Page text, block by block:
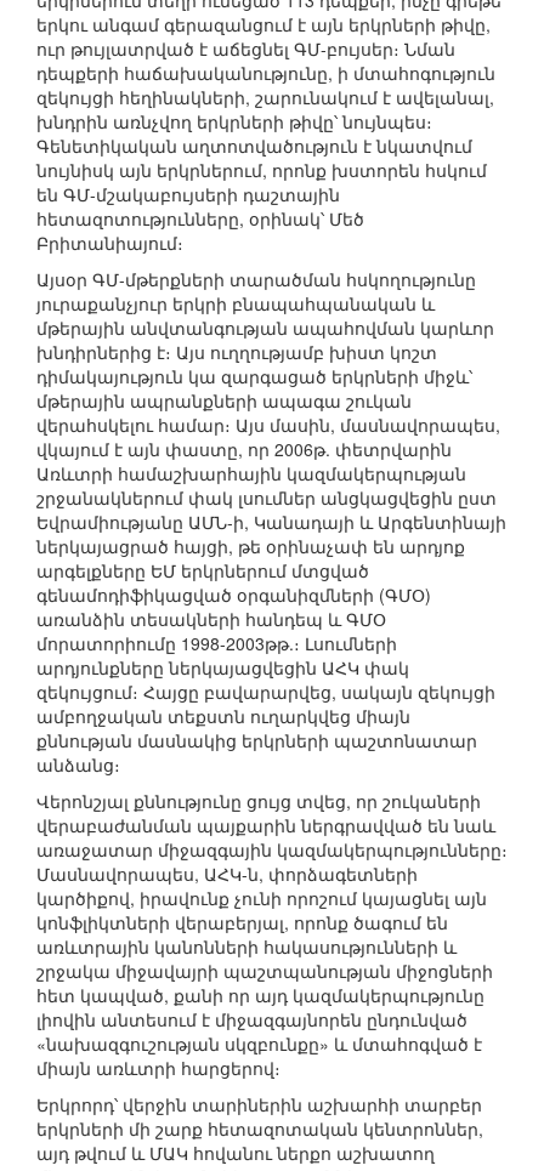
երկու անգամ գերազանցում է այն երկրների թիվը,
ուր թույլատրված է աճեցնել ԳՄ-բույսեր։ Նման
դեպքերի հաճախականությունը, ի մտահոգություն
զեկույցի հեղինակների, շարունակում է ավելանալ,
խնդրին առնչվող երկրների թիվը՝ նույնպես։
Գենետիկական աղտոտվածություն է նկատվում
նույնիսկ այն երկրներում, որոնք խստորեն հսկում
են ԳՄ-մշակաբույսերի դաշտային
հետազոտությունները, օրինակ՝ Մեծ
Բրիտանիայում։
Այսօր ԳՄ-մթերքների տարածման հսկողությունը
յուրաքանչյուր երկրի բնապահպանական և
մթերային անվտանգության ապահովման կարևոր
խնդիրներից է։ Այս ուղղությամբ խիստ կոշտ
դիմակայություն կա զարգացած երկրների միջև՝
մթերային ապրանքների ապագա շուկան
վերահսկելու համար։ Այս մասին, մասնավորապես,
վկայում է այն փաստը, որ 2006թ. փետրվարին
Առևտրի համաշխարհային կազմակերպության
շրջանակներում փակ լսումներ անցկացվեցին ըստ
Եվրամիությանը ԱՄՆ-ի, Կանադայի և Արգենտինայի
ներկայացրած հայցի, թե օրինաչափ են արդյոք
արգելքները ԵՄ երկրներում մտցված
գենամոդիֆիկացված օրգանիզմների (ԳՄՕ)
առանձին տեսակների հանդեպ և ԳՄՕ
մորատորիումը 1998-2003թթ.։ Լսումների
արդյունքները ներկայացվեցին ԱՀԿ փակ
զեկույցում։ Հայցը բավարարվեց, սակայն զեկույցի
ամբողջական տեքստն ուղարկվեց միայն
քննության մասնակից երկրների պաշտոնատար
անձանց։
Վերոնշյալ քննությունը ցույց տվեց, որ շուկաների
վերաբաժանման պայքարին ներգրավված են նաև
առաջատար միջազգային կազմակերպությունները։
Մասնավորապես, ԱՀԿ-ն, փորձագետների
կարծիքով, իրավունք չունի որոշում կայացնել այն
կոնֆլիկտների վերաբերյալ, որոնք ծագում են
առևտրային կանոնների հակասությունների և
շրջակա միջավայրի պաշտպանության միջոցների
հետ կապված, քանի որ այդ կազմակերպությունը
լիովին անտեսում է միջազգայնորեն ընդունված
«նախազգուշության սկզբունքը» և մտահոգված է
միայն առևտրի հարցերով։
Երկրորդ՝ վերջին տարիներին աշխարհի տարբեր
երկրների մի շարք հետազոտական կենտրոններ,
այդ թվում և ՄԱԿ հովանու ներքո աշխատող